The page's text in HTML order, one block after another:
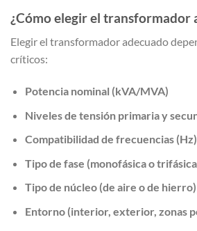
¿Cómo elegir el transformador
Elegir el transformador adecuado
críticos:
Potencia nominal (kVA/MVA)
Niveles de tensión primaria y
Compatibilidad de frecuencias (Hz)
Tipo de fase (monofásica o
Tipo de núcleo (de aire o de hierro)
Entorno (interior, exterior, zonas